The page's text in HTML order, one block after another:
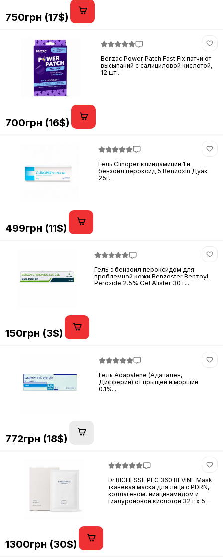
750грн (17$)
Benzac Power Patch Fast Fix патчи от
высыпаний с салициловой кислотой,
12 шт...
700грн (16$)
Гель Clinoper клиндамицин 1 и
бензоил пероксид 5 Benzoxin Дуак
25г...
499грн (11$)
Гель с бензоил пероксидом для
проблемной кожи Benzoster Benzoyl
Peroxide 2.5% Gel Alister 30 г...
150грн (3$)
Гель Adapalene (Адапален,
Дифферин) от прыщей и морщин
0.1%...
772грн (18$)
Dr.RICHESSE PEC 360 REVINE Mask
тканевая маска для лица с PDRN,
коллагеном, ниацинамидом и
гиалуроновой кислотой 32 г x 5
1300грн (30$)